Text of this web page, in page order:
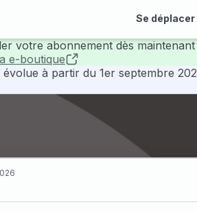
Se déplacer
votre abonnement dès maintenant
e-boutique
évolue à partir du 1er septembre
cookies